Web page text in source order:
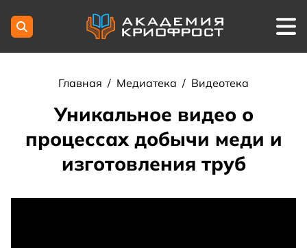
Главная / Медиатека / Видеотека
Уникальное видео о
процессах добычи меди и
изготовления труб